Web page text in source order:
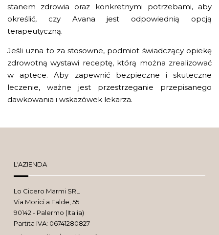
stanem zdrowia oraz konkretnymi potrzebami, aby
określić, czy Avana jest odpowiednią opcją
terapeutyczną.
Jeśli uzna to za stosowne, podmiot świadczący opiekę
zdrowotną wystawi receptę, którą można zrealizować
w aptece. Aby zapewnić bezpieczne i skuteczne
leczenie, ważne jest przestrzeganie przepisanego
dawkowania i wskazówek lekarza.
L'AZIENDA
Lo Cicero Marmi SRL
Via Morici a Falde, 55
90142 - Palermo (Italia)
Partita IVA: 06741280827